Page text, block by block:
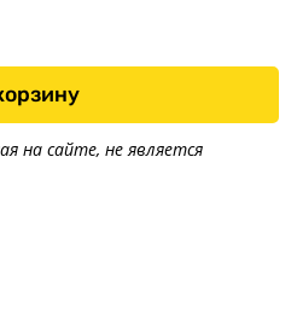
на сайте, не является